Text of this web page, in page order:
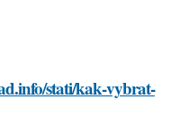
stati/kak-vybrat-